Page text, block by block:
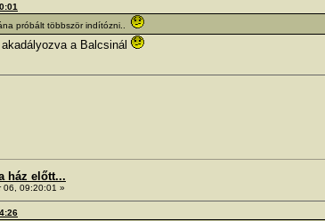
próbált többször indítózni..
a Balcsinál
ház előtt...
06, 09:20:01 »